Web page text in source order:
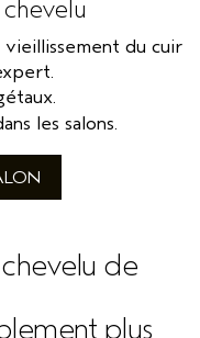
du cuir
les salons.
de
plus